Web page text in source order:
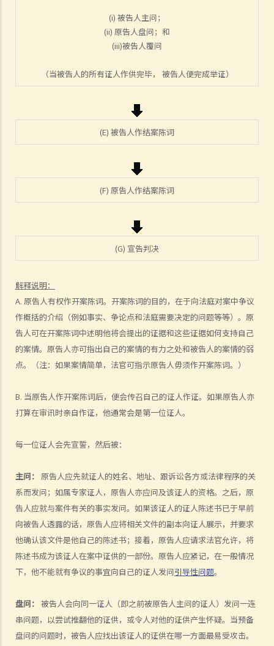
(i) 被告人主问；
(ii) 原告人盘问；和
(iii)被告人覆问
（当被告人的所有证人作供完毕， 被告人便完成举证）
(E) 被告人作结案陈词
(F) 原告人作结案陈词
(G) 宣告判决
解释说明：
A. 原告人有权作开案陈词。开案陈词的目的，在于向法庭对案中争议
作概括的介绍（例如事实、争论点和法庭需要决定的问题等等）。原
告人可在开案陈词中述明他将会提出的证据和这些证据如何支持自己
的案情。原告人亦可指出自己的案情的有力之处和被告人的案情的弱
点。（注：如果案情简单，法官可指示原告人毋须作开案陈词。）
B. 当原告人作开案陈词后，便会传召自己的证人作证。如果原告人亦
打算在审讯时亲自作证，他通常会是第一位证人。
每一位证人会先宣誓，然后被：
主问： 原告人应先就证人的姓名、地址、跟诉讼各方或法律程序的关
系而发问；如属专家证人，原告人亦应问及该证人的资格。之后，原
告人应就与案件有关的事实发问。如果该证人的证人陈述书已于早前
向被告人透露的话，原告人应将相关文件的副本向证人展示，并要求
他确认该文件是他自己的陈述书；接着，原告人应请求法官允许，将
陈述书成为该证人在案中证供的一部份。原告人应紧记，在一般情况
下，他不能就有争议的事宜向自己的证人发问引导性问题。
盘问： 被告人会向同一证人（即之前被原告人主问的证人）发问一连
串问题，以尝试推翻他的证供，或令人对他的证供产生怀疑。当预备
盘问的问题时，被告人应找出该证人的证供在哪一方面最易受攻击。
9. 如何以传讯令状展开民事诉讼？
11. 我能否针对某人展开民事诉讼：(a) 即使该人没有永久地址？(b) 即使
12. 甚么是状书？ 原告人和被告人在状书的阶段需要送达哪些文件？
13. 草拟一份优秀的状书的基本原则是甚么？
15. 我应该在甚么时候提交有关证据？ 我应该将其有关证据附上于申索
陈述书或原诉传票上吗？
1. 怎样计算将送达认收书送交法院存档的14天时限？
2. 作为被告人，我应否就向我展开的诉讼作抗辩？
5. 如被告人未有提交送达认收书或抗辩书，结果会怎样？
6. 如被告人提交抗辩书（和反申索书），情况会怎样？
7. 如果被告人认为他确实拖欠原告人部份款项，可以怎样做？
8. 我作为民事诉讼中的被告人，但我认为另一方才应该对原告人的申索
如何就民事案件的审讯作准备
1. 甚么是文件透露？
3. 有甚么关于专家证人的事项需要注意？我应否传召他们为我作证？
5. 关于民事诉讼之进行过程，有甚么其他一般事项我应注意？
和解协议
A. 根据第 13A号命令缩短法律诉讼的程序 – 简介和目标
1. 适用范围
2. 作出承认
3. 作出承认的后续程序
C. 庭外和解
D. 问与答